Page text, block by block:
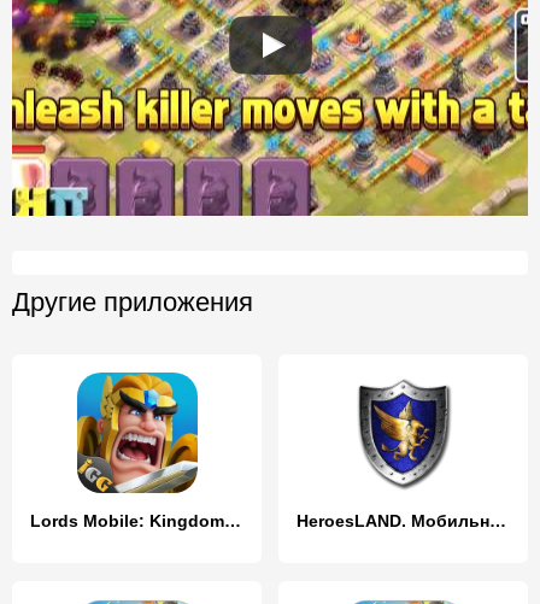
Другие приложения
Lords Mobile: Kingdom Wars HeroesLAND. Мобильные герои